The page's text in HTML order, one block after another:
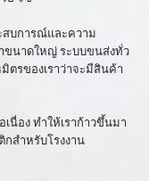
สบการณ์และความ
ขนาดใหญ่ ระบบขนส่งทั่ว
ตรของเราว่าจะมีสินค้า
นื่อง ทำให้เราก้าวขึ้นมา
สำหรับโรงงาน